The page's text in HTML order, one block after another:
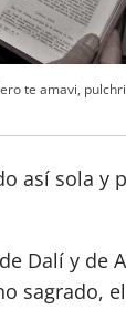
te amavi,
así sola y
Dalí y de
sagrado,